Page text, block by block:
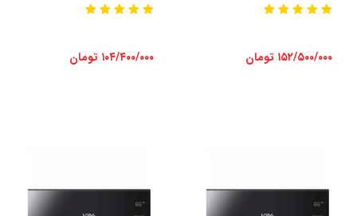
۱۵۲/۵۰۰/۰۰۰ تومان ۱۰۴/۴۰۰/۰۰۰ تومان